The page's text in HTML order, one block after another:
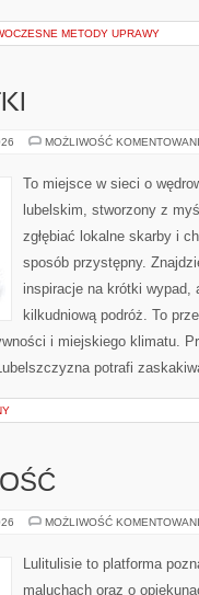
METODY UPRAWY
MOŻLIWOŚĆ
To miejsce w sieci o
lubelskim, stworzony z
zgłębiać lokalne skarby i
sposób przystępny.
inspiracje na krótki wypad,
kilkudniową podróż. To
i miejskiego klimatu.
potrafi
MOŻLIWOŚĆ
Lulitulisie to platforma
maluchach oraz o